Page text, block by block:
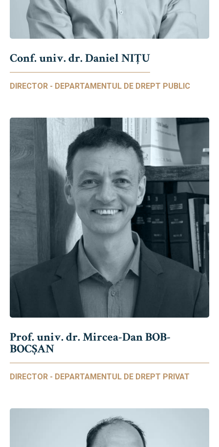
Conf. univ. dr. Daniel NIŢU
DIRECTOR - DEPARTAMENTUL DE DREPT PUBLIC
Prof. univ. dr. Mircea-Dan BOB-
BOCȘAN
DIRECTOR - DEPARTAMENTUL DE DREPT PRIVAT